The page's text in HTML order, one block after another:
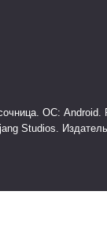
ОС: Android.
Studios.